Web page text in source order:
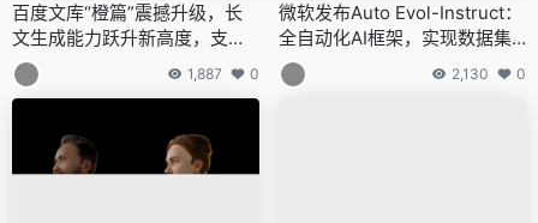
百度文库“橙篇”震撼升级，长
文生成能力跃升新高度，支持1
0万字创作
1,887 0
微软发布Auto Evol-Instruct：
全自动化AI框架，实现数据集
自动化演进
2,130 0